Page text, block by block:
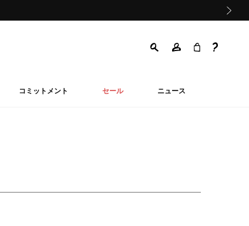
コミットメント セール ニュース